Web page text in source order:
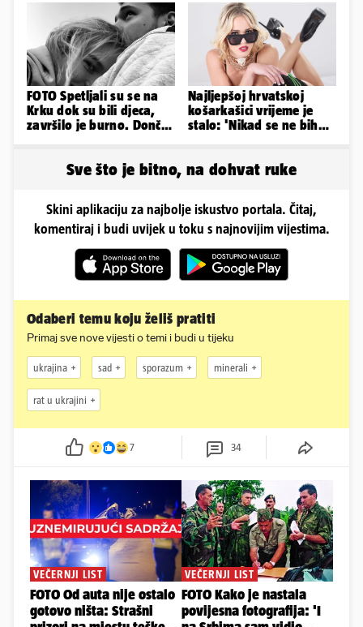
obline...
FOTO Spetljali su se na
Krku dok su bili djeca,
završilo je burno. Dončić
Najljepšoj hrvatskoj
košarkašici vrijeme je
stalo: 'Nikad se ne bih
Sve što je bitno, na dohvat ruke
Skini aplikaciju za najbolje iskustvo portala. Čitaj,
komentiraj i budi uvijek u toku s najnovijim vijestima.
Odaberi temu koju želiš pratiti
Primaj sve nove vijesti o temi i budi u tijeku
ukrajina sad sporazum minerali
rat u ukrajini
7 34